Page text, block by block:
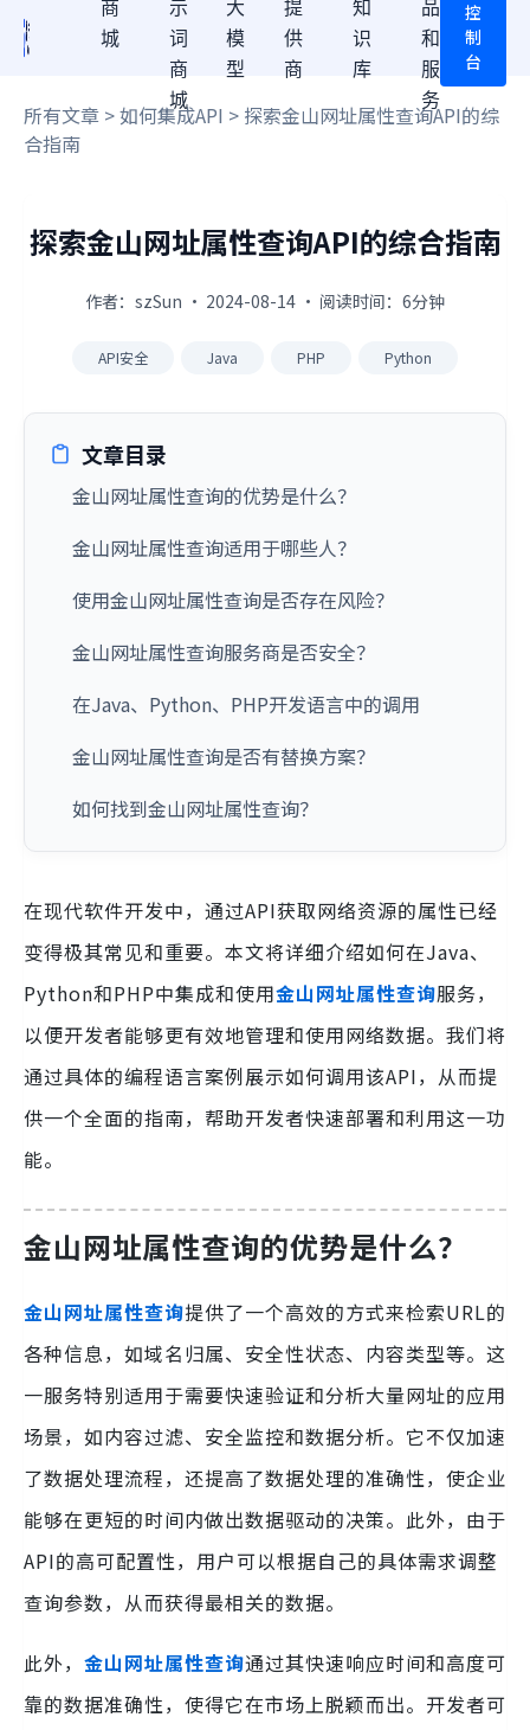
商
城
示
词
商
城
大
模
型
提
供
商
知
识
库
品
和
服
务
控
制
台
所有文章 >如何集成API > 探索金山网址属性查询API的综
合指南
探索金山网址属性查询API的综合指南
作者：szSun · 2024-08-14 · 阅读时间：6分钟
API安全 Java PHP Python
文章目录
金山网址属性查询的优势是什么？
金山网址属性查询适用于哪些人？
使用金山网址属性查询是否存在风险？
金山网址属性查询服务商是否安全？
在Java、Python、PHP开发语言中的调用
金山网址属性查询是否有替换方案？
如何找到金山网址属性查询？
在现代软件开发中，通过API获取网络资源的属性已经
变得极其常见和重要。本文将详细介绍如何在Java、
Python和PHP中集成和使用金山网址属性查询服务，
以便开发者能够更有效地管理和使用网络数据。我们将
通过具体的编程语言案例展示如何调用该API，从而提
供一个全面的指南，帮助开发者快速部署和利用这一功
能。
金山网址属性查询的优势是什么？
金山网址属性查询提供了一个高效的方式来检索URL的
各种信息，如域名归属、安全性状态、内容类型等。这
一服务特别适用于需要快速验证和分析大量网址的应用
场景，如内容过滤、安全监控和数据分析。它不仅加速
了数据处理流程，还提高了数据处理的准确性，使企业
能够在更短的时间内做出数据驱动的决策。此外，由于
API的高可配置性，用户可以根据自己的具体需求调整
查询参数，从而获得最相关的数据。
此外， 金山网址属性查询通过其快速响应时间和高度可
靠的数据准确性，使得它在市场上脱颖而出。开发者可